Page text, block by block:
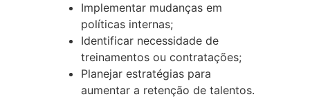
Implementar mudanças em
políticas internas;
Identificar necessidade de
treinamentos ou contratações;
Planejar estratégias para
aumentar a retenção de talentos.